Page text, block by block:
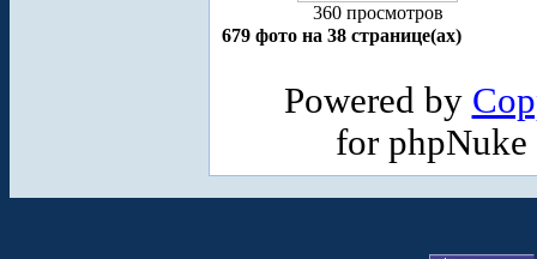
360 просмотров
679 фото на 38 странице(ах)
Powered by
for